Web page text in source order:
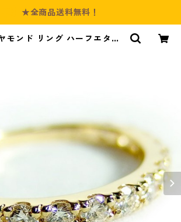
★全商品送料無料！
モンド リング ハーフエタニ